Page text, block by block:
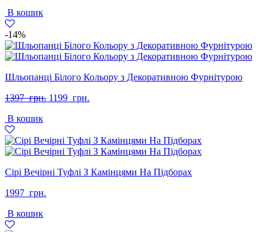
В кошик
-14%
Шльопанці Білого Кольору з Декоративною Фурнітурою
1397 грн. Оригінальна
1199 грн.
В кошик
Сірі Вечірні Туфлі З Камінцями На Підборах
1997 грн.
В кошик